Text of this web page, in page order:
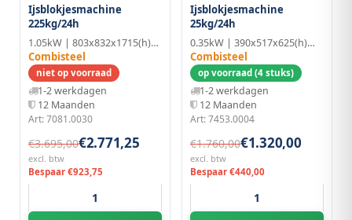
Ijsblokjesmachine
225kg/24h
1.05kW | 803x832x1715(h)mm | RVS
Combisteel
niet op voorraad
1-2 werkdagen
12 Maanden
Art: 7081.0030
€3.695,00€2.771,25
excl. btw
Bespaar €923,75
Ijsblokjesmachine
25kg/24h
0.35kW | 390x517x625(h)mm
Combisteel
op voorraad (4 stuks)
1-2 werkdagen
12 Maanden
Art: 7453.0004
€1.760,00€1.320,00
excl. btw
Bespaar €440,00